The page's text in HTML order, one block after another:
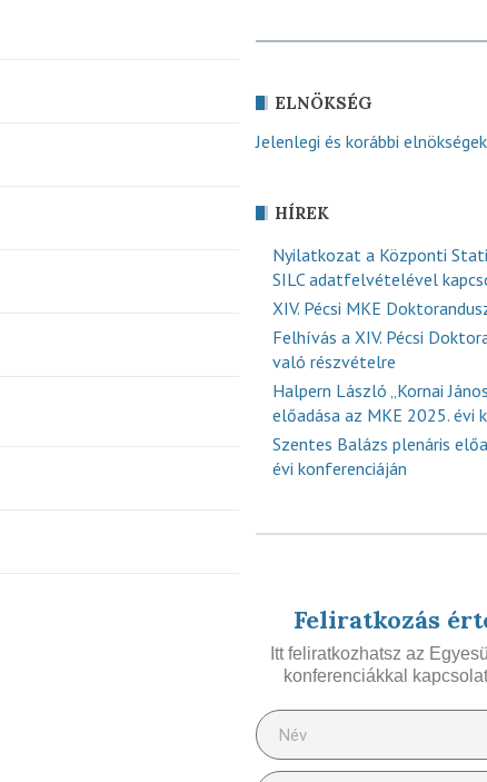
ELNÖKSÉG
Jelenlegi és korábbi elnökségek
HÍREK
Nyilatkozat a Központi
SILC adatfelvételével
XIV. Pécsi MKE
Felhívás a XIV. Pécsi
való részvételre
Halpern László „Kornai
előadása az MKE 2025. évi
Szentes Balázs plenáris
évi konferenciáján
Feliratkozás
Itt feliratkozhatsz az
konferenciákkal